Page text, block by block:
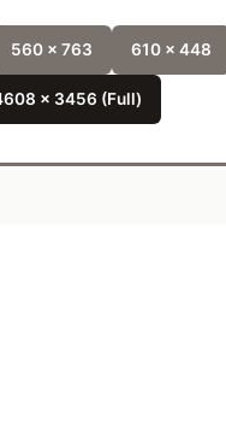
560 x 763 610 x 448
x 3456 (Full)